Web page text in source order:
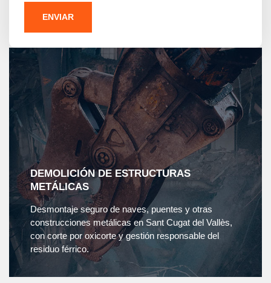
DEMOLICIÓN DE ESTRUCTURAS
METÁLICAS
Desmontaje seguro de naves, puentes y otras
construcciones metálicas en Sant Cugat del Vallès,
con corte por oxicorte y gestión responsable del
residuo férrico.